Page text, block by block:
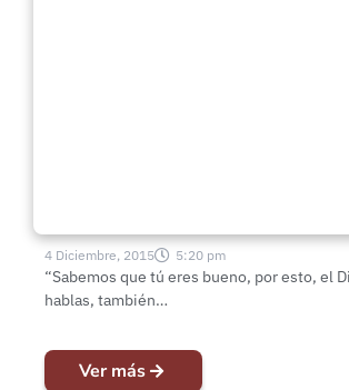
4 Diciembre, 2015 5:20 pm
“Sabemos que tú eres bueno, por esto, el
hablas, también…
Ver más